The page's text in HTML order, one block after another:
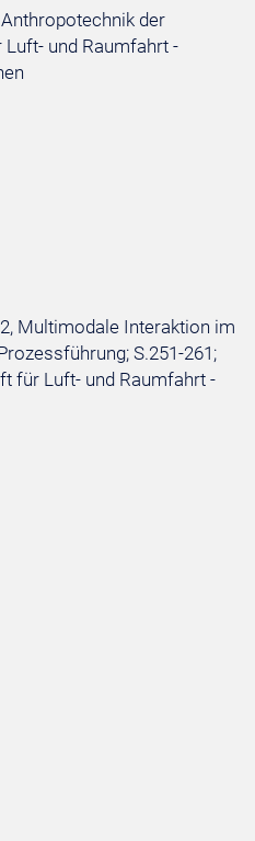
der
und Raumfahrt -
Multimodale Interaktion im
S.251-261;
für Luft- und Raumfahrt -